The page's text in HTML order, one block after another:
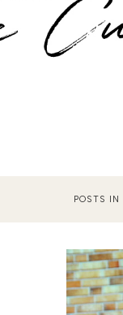
POSTS IN